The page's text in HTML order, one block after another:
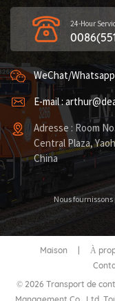
24-Hour
WeChat/
E-mail :
Adresse : Room
Central Plaza,
China
Nous
Maison À
© 2026 Transport de